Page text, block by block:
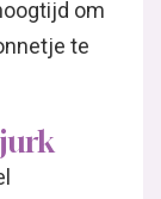
om
te